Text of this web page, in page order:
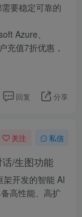
要稳定可靠的
Azure、
充值7折优惠，
回复 分享
关注 私信
/生图功能
开发的智能 AI
高性能、高扩